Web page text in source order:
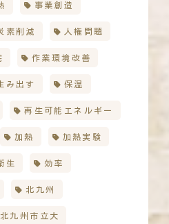
事業創造
素削減 人権問題
作業環境改善
み出す 保温
再生可能エネルギー
加熱 加熱実験
生 効率
北九州
北九州市立大